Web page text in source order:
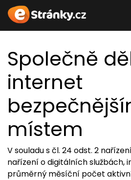
Společně
internet
místem
V souladu s čl. 24 odst. 2
nařízení o digitálních službách,
průměrný měsíční počet